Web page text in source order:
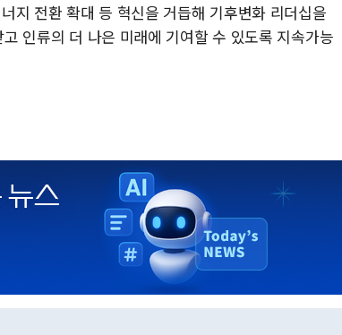
지 전환 확대 등 혁신을 거듭해 기후변화 리더십을
인류의 더 나은 미래에 기여할 수 있도록 지속가능